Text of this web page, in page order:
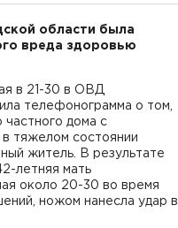
области была
вреда здоровью
в 21-30 в ОВД
телефонограмма о том,
дома с
тяжелом состоянии
житель. В результате
летняя мать
около 20-30 во время
ножом нанесла удар в